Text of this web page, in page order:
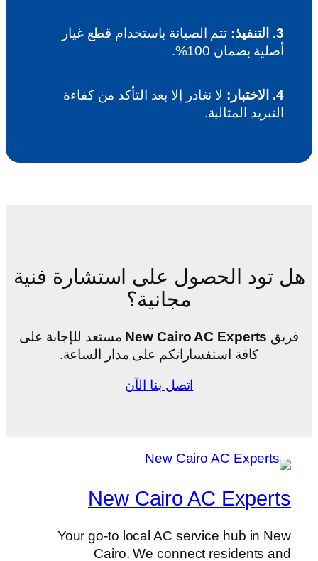
3. التنفيذ:
تتم الصيانة باستخدام قطع غيار
أصلية بضمان 100%.
4. الاختبار:
لا نغادر إلا بعد التأكد من كفاءة
التبريد المثالية.
هل تود الحصول على استشارة فنية
مجانية؟
فريق New Cairo AC Experts مستعد للإجابة على
كافة استفساراتكم على مدار الساعة.
اتصل بنا الآن
New Cairo AC Experts
Your go-to local AC service hub in New
Cairo. We connect residents and